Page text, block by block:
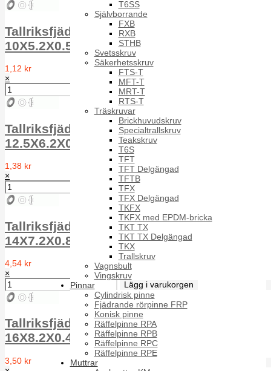
T6SS
Självborrande
FXB
RXB
STHB
Svetsskruv
Säkerhetsskruv
FTS-T
MFT-T
MRT-T
RTS-T
Träskruvar
Brickhuvudskruv
Specialtrallskruv
Teakskruv
T6S
TFT
TFT Delgängad
TFTB
TFX
TFX Delgängad
TKFX
TKFX med EPDM-bricka
TKT TX
TKT TX Delgängad
TKX
Trallskruv
Vagnsbult
Vingskruv
Pinnar
Cylindrisk pinne
Fjädrande rörpinne FRP
Konisk pinne
Räffelpinne RPA
Räffelpinne RPB
Räffelpinne RPC
Räffelpinne RPE
Muttrar
Tallriksfjäder TF FS DIN 2093 1.4310
10X5.2X0.5
1,12 kr
×
Tallriksfjäder TF FS DIN 2093 1.4310
12.5X6.2X0.7
1,38 kr
×
Tallriksfjäder TF FS DIN 2093 1.4310
14X7.2X0.80
4,54 kr
×
Tallriksfjäder TF FS DIN 2093 1.4310
16X8.2X0.4
3,50 kr